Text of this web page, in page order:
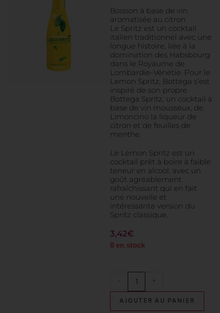
Boisson à base de vin
aromatisée au citron
Le Spritz est un cocktail
italien traditionnel avec une
longue histoire, liée à la
domination des Habsbourg
dans le Royaume de
Lombardie-Vénétie. Pour le
Lemon Spritz, Bottega s’est
inspiré de son propre
Bottega Spritz, un cocktail à
base de vin mousseux, de
Limoncino la liqueur de
citron et de feuilles de
menthe.
Le Lemon Spritz est un
cocktail prêt à boire à faible
teneur en alcool, avec un
goût agréablement
rafraîchissant qui en fait
une nouvelle et
intéressante version du
Spritz classique.
3,42€
8 en stock
- +
AJOUTER AU PANIER